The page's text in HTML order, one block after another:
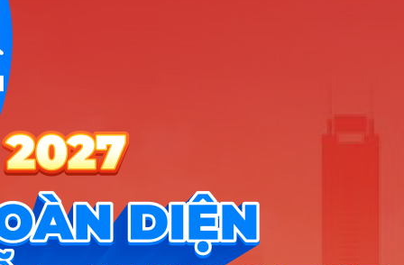
Nhóm Công an - Quân đội Xem chi tiết
dựng
1 ngành |